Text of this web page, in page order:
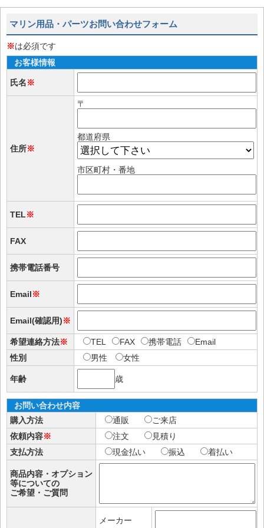
マリン用品・パーツお問い合わせフォーム
※は必須です
お客様情報
氏名※
住所※
〒
都道府県
市区町村・番地
TEL※
FAX
携帯電話番号
Email※
Email(確認用)※
希望連絡方法※ TEL FAX 携帯電話
Email
性別
男性 女性
年齢 歳
お問い合わせ内容
購入方法
通販
ご来店
依頼内容※ 注文
見積り
支払方法
現金払い 振込 着払い
商品内容・オプション
等についての
ご希望・ご質問
メーカー